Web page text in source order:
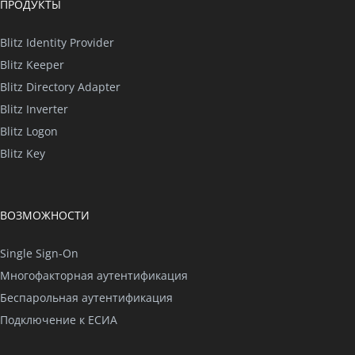
ПРОДУКТЫ
Blitz Identity Provider
Blitz Keeper
Blitz Directory Adapter
Blitz Inverter
Blitz Logon
Blitz Key
ВОЗМОЖНОСТИ
Single Sign-On
Многофакторная аутентификация
Беспарольная аутентификация
Подключение к ЕСИА